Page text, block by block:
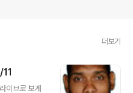
더보기
이브로 보게